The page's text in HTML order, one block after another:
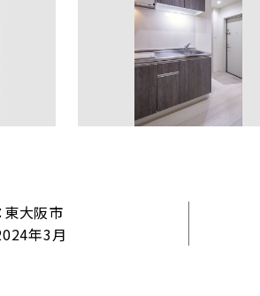
東大阪市
年3月